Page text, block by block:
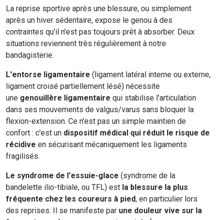
La reprise sportive après une blessure, ou simplement
après un hiver sédentaire, expose le genou à des
contraintes qu'il n'est pas toujours prêt à absorber. Deux
situations reviennent très régulièrement à notre
bandagisterie.
L'entorse ligamentaire (ligament latéral interne ou externe,
ligament croisé partiellement lésé) nécessite
une genouillère ligamentaire qui stabilise l'articulation
dans ses mouvements de valgus/varus sans bloquer la
flexion-extension. Ce n'est pas un simple maintien de
confort : c'est un dispositif médical qui réduit le risque de
récidive en sécurisant mécaniquement les ligaments
fragilisés.
Le syndrome de l'essuie-glace (syndrome de la
bandelette ilio-tibiale, ou TFL) est la blessure la plus
fréquente chez les coureurs à pied, en particulier lors
des reprises. Il se manifeste par une douleur vive sur la